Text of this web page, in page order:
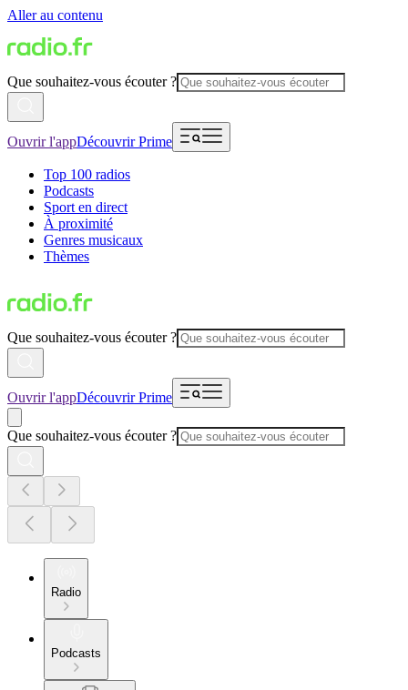
Aller au contenu
Que souhaitez-vous écouter ?
Ouvrir l'appDécouvrir Prime
Top 100 radios
Podcasts
Sport en direct
À proximité
Genres musicaux
Thèmes
Que souhaitez-vous écouter ?
Ouvrir l'appDécouvrir Prime
Que souhaitez-vous écouter ?
Radio
Podcasts